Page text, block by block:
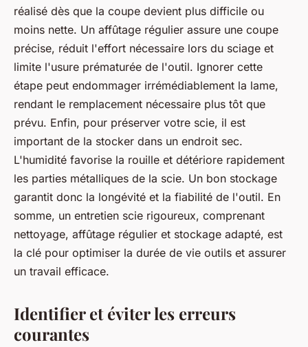
réalisé dès que la coupe devient plus difficile ou
moins nette. Un affûtage régulier assure une coupe
précise, réduit l'effort nécessaire lors du sciage et
limite l'usure prématurée de l'outil. Ignorer cette
étape peut endommager irrémédiablement la lame,
rendant le remplacement nécessaire plus tôt que
prévu. Enfin, pour préserver votre scie, il est
important de la stocker dans un endroit sec.
L'humidité favorise la rouille et détériore rapidement
les parties métalliques de la scie. Un bon stockage
garantit donc la longévité et la fiabilité de l'outil. En
somme, un entretien scie rigoureux, comprenant
nettoyage, affûtage régulier et stockage adapté, est
la clé pour optimiser la durée de vie outils et assurer
un travail efficace.
Identifier et éviter les erreurs
courantes